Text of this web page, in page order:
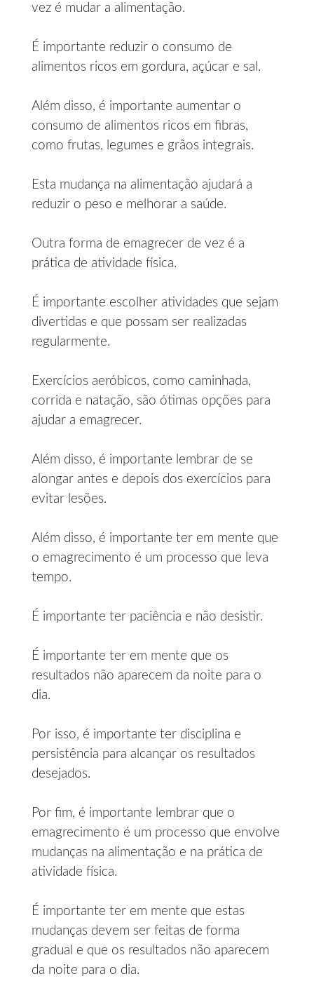
vez é mudar a alimentação.
É importante reduzir o consumo de
alimentos ricos em gordura, açúcar e sal.
Além disso, é importante aumentar o
consumo de alimentos ricos em fibras,
como frutas, legumes e grãos integrais.
Esta mudança na alimentação ajudará a
reduzir o peso e melhorar a saúde.
Outra forma de emagrecer de vez é a
prática de atividade física.
É importante escolher atividades que sejam
divertidas e que possam ser realizadas
regularmente.
Exercícios aeróbicos, como caminhada,
corrida e natação, são ótimas opções para
ajudar a emagrecer.
Além disso, é importante lembrar de se
alongar antes e depois dos exercícios para
evitar lesões.
Além disso, é importante ter em mente que
o emagrecimento é um processo que leva
tempo.
É importante ter paciência e não desistir.
É importante ter em mente que os
resultados não aparecem da noite para o
dia.
Por isso, é importante ter disciplina e
persistência para alcançar os resultados
desejados.
Por fim, é importante lembrar que o
emagrecimento é um processo que envolve
mudanças na alimentação e na prática de
atividade física.
É importante ter em mente que estas
mudanças devem ser feitas de forma
gradual e que os resultados não aparecem
da noite para o dia.